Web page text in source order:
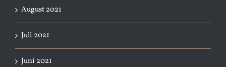
August 2021
Juli 2021
Juni 2021